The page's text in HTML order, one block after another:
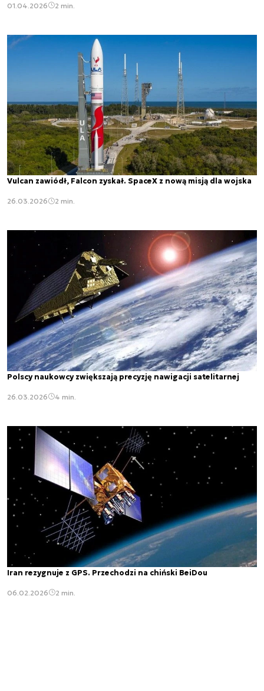
01.04.2026 2 min.
Vulcan zawiódł, Falcon zyskał. SpaceX z nową misją dla wojska
26.03.2026 2 min.
Polscy naukowcy zwiększają precyzję nawigacji satelitarnej
26.03.2026 4 min.
Iran rezygnuje z GPS. Przechodzi na chiński BeiDou
06.02.2026 2 min.